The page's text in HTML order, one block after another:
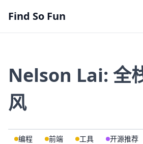
Find So Fun
Nelson Lai: 全
风
编程 前端 工具 开源推荐